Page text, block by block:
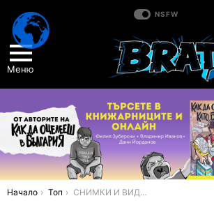
NSFW
Меню
You are here:
Начало Топ СНИМКИ И ВИДЕО: Уникално! Правим го на газ! Ламборгини създава офроуд автомобил